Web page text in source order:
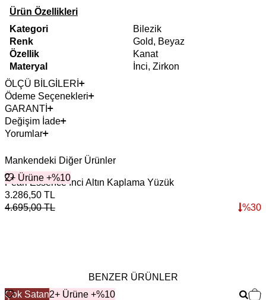
Ürün Özellikleri
Kategori
Bilezik
Renk
Gold, Beyaz
Özellik
Kanat
Materyal
İnci, Zirkon
ÖLÇÜ BİLGİLERİ
Ödeme Seçenekleri
GARANTİ
Değişim İade
Yorumlar
Mankendeki Diğer Ürünler
2+ Ürüne +%10
Pearl Essence İnci Altın Kaplama Yüzük
3.286,50 TL
4.695,00TL %30
BENZER ÜRÜNLER
Çok Satan2+ Ürüne +%10